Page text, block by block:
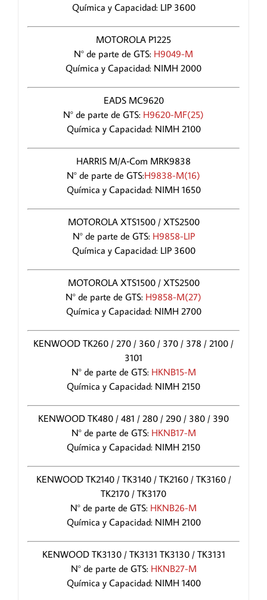
Química y Capacidad: LIP 3600
MOTOROLA P1225
N° de parte de GTS: H9049-M
Química y Capacidad: NIMH 2000
EADS MC9620
N° de parte de GTS: H9620-MF(25)
Química y Capacidad: NIMH 2100
HARRIS M/A‑Com MRK9838
N° de parte de GTS:H9838-M(16)
Química y Capacidad: NIMH 1650
MOTOROLA XTS1500 / XTS2500
N° de parte de GTS: H9858-LIP
Química y Capacidad: LIP 3600
MOTOROLA XTS1500 / XTS2500
N° de parte de GTS: H9858-M(27)
Química y Capacidad: NIMH 2700
KENWOOD TK260 / 270 / 360 / 370 / 378 / 2100 /
3101
N° de parte de GTS: HKNB15-M
Química y Capacidad: NIMH 2150
KENWOOD TK480 / 481 / 280 / 290 / 380 / 390
N° de parte de GTS: HKNB17-M
Química y Capacidad: NIMH 2150
KENWOOD TK2140 / TK3140 / TK2160 / TK3160 /
TK2170 / TK3170
N° de parte de GTS: HKNB26-M
Química y Capacidad: NIMH 2100
KENWOOD TK3130 / TK3131 TK3130 / TK3131
N° de parte de GTS: HKNB27-M
Química y Capacidad: NIMH 1400